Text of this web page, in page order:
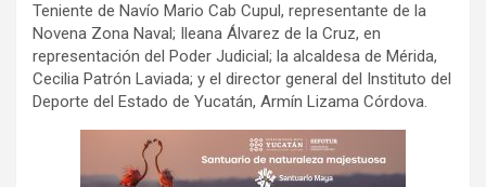
Teniente de Navío Mario Cab Cupul, representante de la
Novena Zona Naval; Ileana Álvarez de la Cruz, en
representación del Poder Judicial; la alcaldesa de Mérida,
Cecilia Patrón Laviada; y el director general del Instituto del
Deporte del Estado de Yucatán, Armín Lizama Córdova.